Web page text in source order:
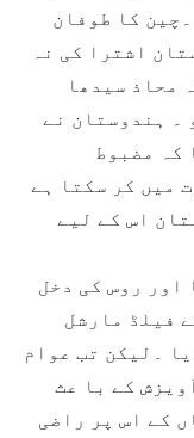
کا طوفان
اشترا کی نہ
محاذ سیدھا
۔ ہندوستان نے
کہ مضبوط
میں کر سکتا ہے
اس کے لیے
اور روس کی دخل
فیلڈ مارشل
۔لیکن تب عوام
کے با عث
کے اس پر راضی